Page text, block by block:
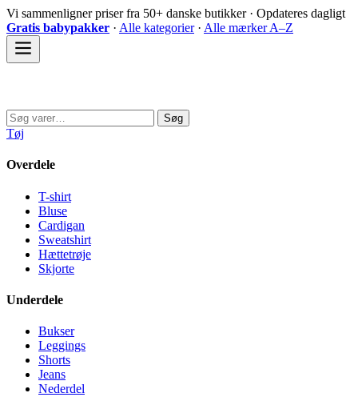
Spring
til
indhold
Vi sammenligner priser fra 50+ danske butikker · Opdateres dagligt
Gratis babypakker · Alle kategorier· Alle mærker A–Z
Søg
efter:
Søg
Tøj
Overdele
T-shirt
Bluse
Cardigan
Sweatshirt
Hættetrøje
Skjorte
Underdele
Bukser
Leggings
Shorts
Jeans
Nederdel